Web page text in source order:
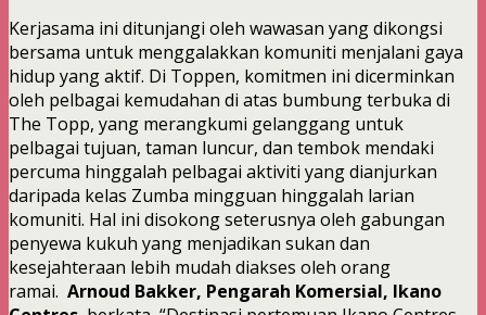
Kerjasama ini ditunjangi oleh wawasan yang dikongsi
bersama untuk menggalakkan komuniti menjalani gaya
hidup yang aktif. Di Toppen, komitmen ini dicerminkan
oleh pelbagai kemudahan di atas bumbung terbuka di
The Topp, yang merangkumi gelanggang untuk
pelbagai tujuan, taman luncur, dan tembok mendaki
percuma hinggalah pelbagai aktiviti yang dianjurkan
daripada kelas Zumba mingguan hinggalah larian
komuniti. Hal ini disokong seterusnya oleh gabungan
penyewa kukuh yang menjadikan sukan dan
kesejahteraan lebih mudah diakses oleh orang
ramai. Arnoud Bakker, Pengarah Komersial, Ikano